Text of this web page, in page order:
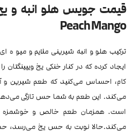
Peach Mango
ترکیب هلو و انبه شیرینی ملایم و میو ه
ایجاد کرده که در کنار خنکی یخ ویپینگتان
کام، احساس می‌کنید که طعم شیرین و
می‌کند. این طعم به شما حس تازگی می‌دهد
است. همزمان طعم خالص و خوشمزه
می‌کند.حالا نوبت به حس یخ می‌رسد،